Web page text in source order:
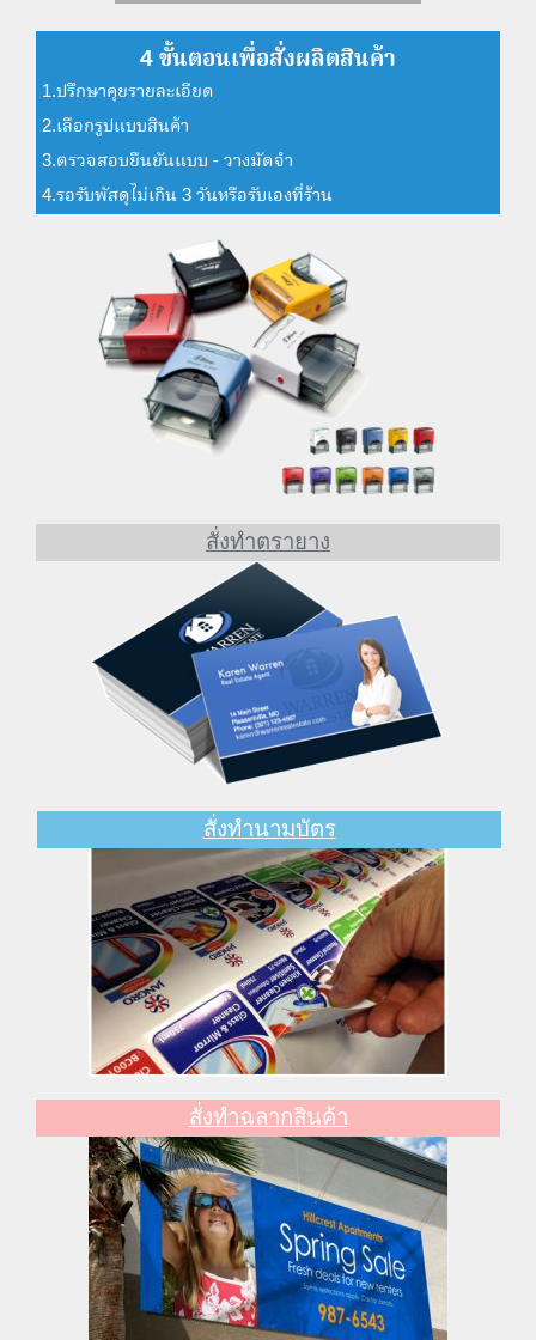
4 ขั้นตอนเพื่อสั่งผลิตสินค้า
1.ปรึกษาคุยรายละเอียด
2.เลือกรูปแบบสินค้า
3.ตรวจสอบยืนยันแบบ - วางมัดจำ
4.รอรับพัสดุไม่เกิน 3 วันหรือรับเองที่ร้าน
สั่งทำตรายาง
สั่งทำนามบัตร
สั่งทำฉลากสินค้า